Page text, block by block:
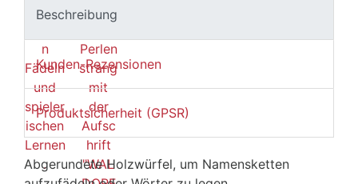
Beschreibung
Kunden-Rezensionen
Produktsicherheit (GPSR)
Abgerundete Holzwürfel, um Namensketten